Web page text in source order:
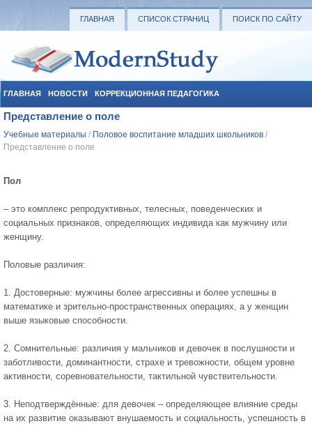
ГЛАВНАЯ СПИСОК СТРАНИЦ ПОИСК ПО САЙТУ
ГЛАВНАЯ НОВОСТИ КОРРЕКЦИОННАЯ ПЕДАГОГИКА
СОЦИАЛЬНАЯ ПЕДАГОГИКА
Представление о поле
Учебные материалы / Половое воспитание младших школьников /
Представление о поле
Пол
– это комплекс репродуктивных, телесных, поведенческих и
социальных признаков, определяющих индивида как мужчину или
женщину.
Половые различия:
1. Достоверные: мужчины более агрессивны и более успешны в
математике и зрительно-пространственных операциях, а у женщин
выше языковые способности.
2. Сомнительные: различия у мальчиков и девочек в послушности и
заботливости, доминантности, страхе и тревожности, общем уровне
активности, соревновательности, тактильной чувствительности.
3. Неподтверждённые: для девочек – определяющее влияние среды
на их развитие оказывают внушаемость и социальность, успешность в